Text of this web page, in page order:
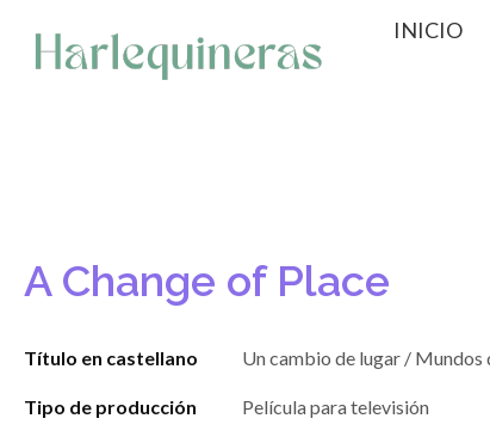
contenido
INICIO
A Change of Place
Título en castellano Un cambio de lugar / Mundos
Tipo de producción Película para televisión